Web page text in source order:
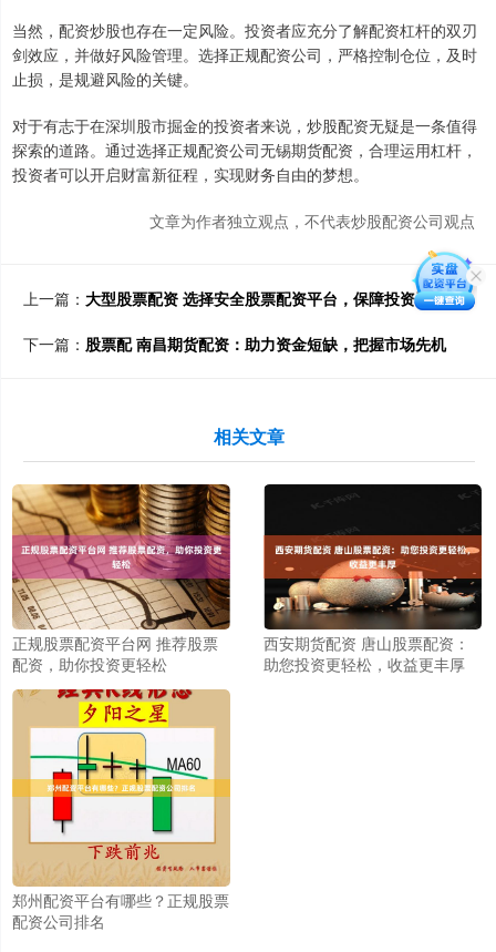
当然，配资炒股也存在一定风险。投资者应充分了解配资杠杆的双刃
剑效应，并做好风险管理。选择正规配资公司，严格控制仓位，及时
止损，是规避风险的关键。
对于有志于在深圳股市掘金的投资者来说，炒股配资无疑是一条值得
探索的道路。通过选择正规配资公司无锡期货配资，合理运用杠杆，
投资者可以开启财富新征程，实现财务自由的梦想。
文章为作者独立观点，不代表炒股配资公司观点
上一篇： 大型股票配资 选择安全股票配资平台，保障投资资金
下一篇： 股票配 南昌期货配资：助力资金短缺，把握市场先机
相关文章
正规股票配资平台网 推荐股票
配资，助你投资更轻松
西安期货配资 唐山股票配资：
助您投资更轻松，收益更丰厚
郑州配资平台有哪些？正规股票
配资公司排名